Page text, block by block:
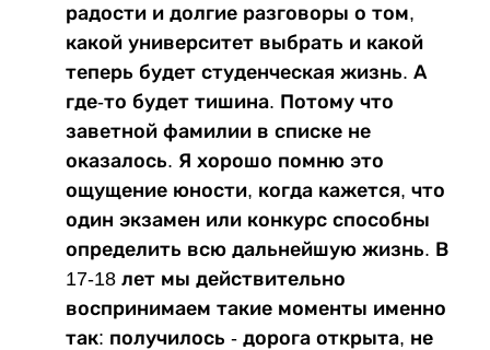
радости и долгие разговоры о том,
какой университет выбрать и какой
теперь будет студенческая жизнь. А
где-то будет тишина. Потому что
заветной фамилии в списке не
оказалось. Я хорошо помню это
ощущение юности, когда кажется, что
один экзамен или конкурс способны
определить всю дальнейшую жизнь. В
17-18 лет мы действительно
воспринимаем такие моменты именно
так: получилось - дорога открыта, не